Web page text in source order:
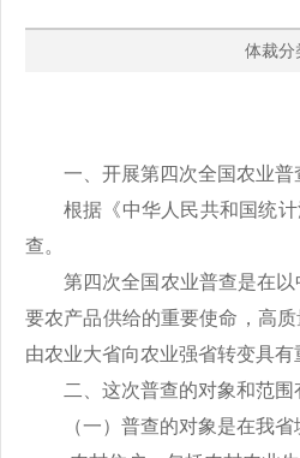
体裁
一、开展第四次全国农业普
根据《中华人民共和国统
查。
第四次全国农业普查是在
要农产品供给的重要使命，高
由农业大省向农业强省转变具有
二、这次普查的对象和范
（一） 普查的对象是在我